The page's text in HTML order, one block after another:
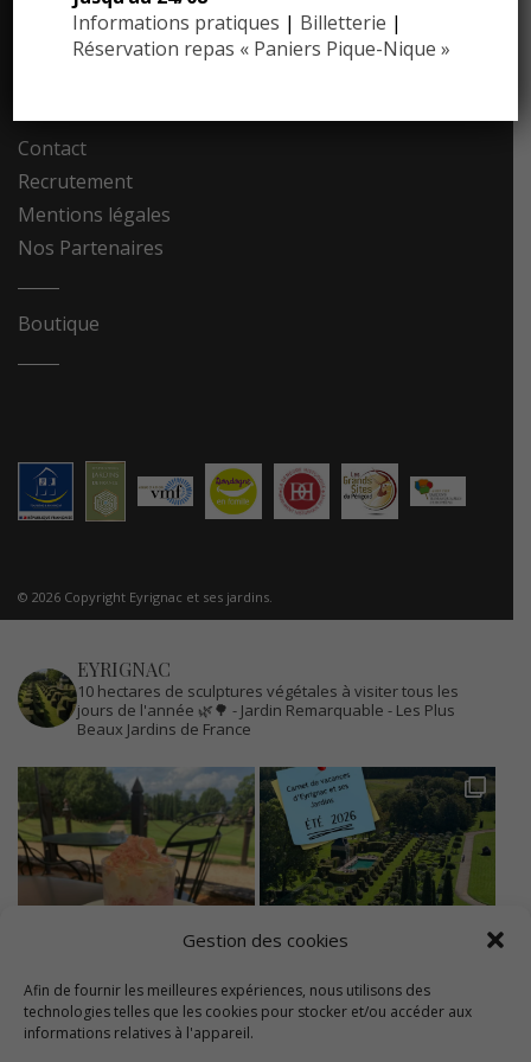
Gestion des cookies
Afin de fournir les meilleures expériences, nous utilisons des
technologies telles que les cookies pour stocker et/ou accéder aux
informations relatives à l'appareil.
Dossier de presse
Communiqués de presse
Contact
Recrutement
Mentions légales
Nos Partenaires
Boutique
© 2026 Copyright Eyrignac et ses jardins.
EYRIGNAC
10 hectares de sculptures végétales à visiter tous les
jours de l'année 🌿🌳 - Jardin Remarquable - Les Plus
Beaux Jardins de France
Informations pratiques | Billetterie |
Réservation repas « Paniers Pique-Nique »